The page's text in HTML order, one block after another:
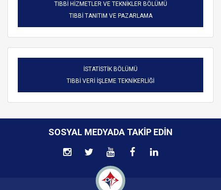
TIBBİ HİZMETLER VE TEKNİKLER BÖLÜMÜ
TIBBİ TANITIM VE PAZARLAMA
İSTATİSTİK BÖLÜMÜ
TIBBİ VERİ İŞLEME TEKNİKERLİĞİ
SOSYAL MEDYADA TAKIP EDIN